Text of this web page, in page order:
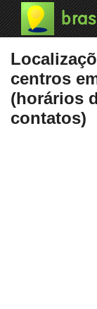
centros
(horários
contatos)